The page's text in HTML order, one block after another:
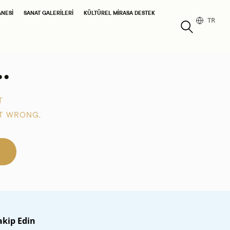
SANAT GALERILERI KÜLTÜREL MIRASA DESTEK
TR
WRONG.
Edin